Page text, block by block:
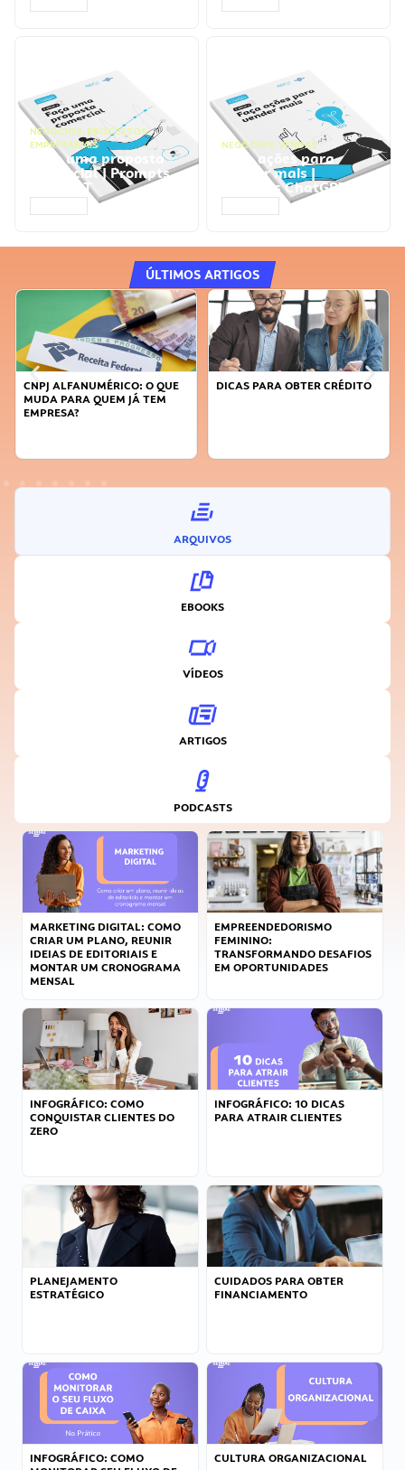
NEGÓCIOS, PROCESSOS
EMPRESARIAIS
Faça uma proposta
comercial | Prompts
ChatGPT
NEGÓCIOS, VENDAS
Faça ações para
vender mais |
Prompts ChatGPT
ÚLTIMOS ARTIGOS
CNPJ ALFANUMÉRICO: O QUE
MUDA PARA QUEM JÁ TEM
EMPRESA?
DICAS PARA OBTER CRÉDITO
ARQUIVOS
EBOOKS
VÍDEOS
ARTIGOS
PODCASTS
MARKETING DIGITAL: COMO
CRIAR UM PLANO, REUNIR
IDEIAS DE EDITORIAIS E
MONTAR UM CRONOGRAMA
MENSAL
EMPREENDEDORISMO
FEMININO:
TRANSFORMANDO DESAFIOS
EM OPORTUNIDADES
INFOGRÁFICO: COMO
CONQUISTAR CLIENTES DO
ZERO
INFOGRÁFICO: 10 DICAS
PARA ATRAIR CLIENTES
PLANEJAMENTO
ESTRATÉGICO
CUIDADOS PARA OBTER
FINANCIAMENTO
INFOGRÁFICO: COMO
CULTURA ORGANIZACIONAL